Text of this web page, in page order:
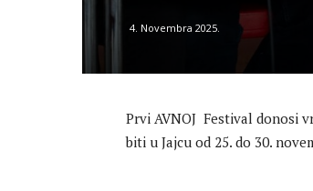
4. Novembra 2025.
Prvi AVNOJ Festival donosi
biti u Jajcu od 25. do 30.